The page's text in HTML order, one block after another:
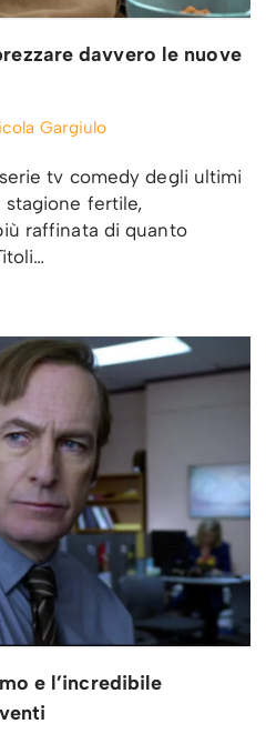
davvero le nuove
Gargiulo
tv comedy degli ultimi
stagione fertile,
raffinata di quanto
e l’incredibile